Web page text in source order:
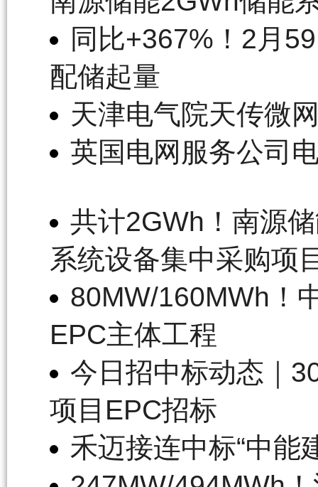
同比+367%！2月
配储起量
天津电气院天传微
英国电网服务公司
共计2GWh！南源
系统设备集中采购项
80MW/160MWh！
EPC主体工程
今日招中标动态｜
项目EPC招标
禾迈接连中标“中能